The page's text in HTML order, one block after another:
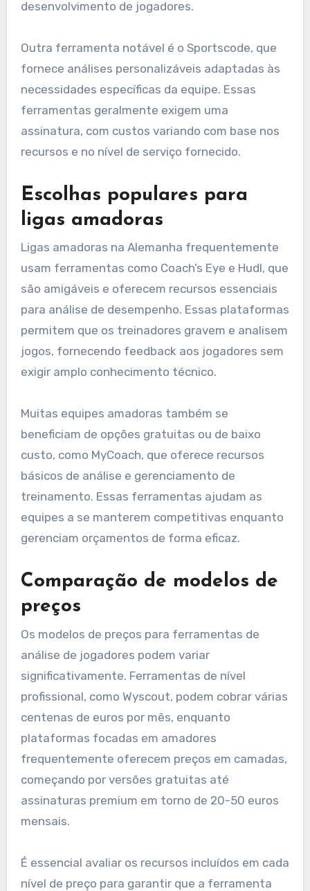
desenvolvimento de jogadores.
Outra ferramenta notável é o Sportscode, que
fornece análises personalizáveis adaptadas às
necessidades específicas da equipe. Essas
ferramentas geralmente exigem uma
assinatura, com custos variando com base nos
recursos e no nível de serviço fornecido.
Escolhas populares para
ligas amadoras
Ligas amadoras na Alemanha frequentemente
usam ferramentas como Coach’s Eye e Hudl, que
são amigáveis e oferecem recursos essenciais
para análise de desempenho. Essas plataformas
permitem que os treinadores gravem e analisem
jogos, fornecendo feedback aos jogadores sem
exigir amplo conhecimento técnico.
Muitas equipes amadoras também se
beneficiam de opções gratuitas ou de baixo
custo, como MyCoach, que oferece recursos
básicos de análise e gerenciamento de
treinamento. Essas ferramentas ajudam as
equipes a se manterem competitivas enquanto
gerenciam orçamentos de forma eficaz.
Comparação de modelos de
preços
Os modelos de preços para ferramentas de
análise de jogadores podem variar
significativamente. Ferramentas de nível
profissional, como Wyscout, podem cobrar várias
centenas de euros por mês, enquanto
plataformas focadas em amadores
frequentemente oferecem preços em camadas,
começando por versões gratuitas até
assinaturas premium em torno de 20-50 euros
mensais.
É essencial avaliar os recursos incluídos em cada
nível de preço para garantir que a ferramenta